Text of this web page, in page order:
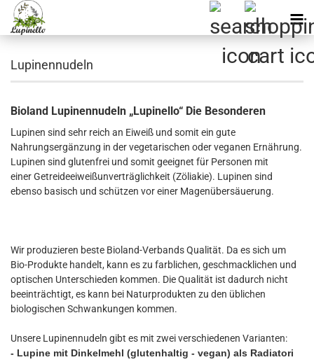
Lupinennudeln
Bioland Lupinennudeln „Lupinello“ Die Besonderen
Lupinen sind sehr reich an Eiweiß und somit ein gute
Nahrungsergänzung in der vegetarischen oder veganen Ernährung.
Lupinen sind glutenfrei und somit geeignet für Personen mit
einer Getreideeiweißunverträglichkeit (Zöliakie). Lupinen sind
ebenso basisch und schützen vor einer Magenübersäuerung.
Wir produzieren beste Bioland-Verbands Qualität. Da es sich um
Bio-Produkte handelt, kann es zu farblichen, geschmacklichen und
optischen Unterschieden kommen. Die Qualität ist dadurch nicht
beeinträchtigt, es kann bei Naturprodukten zu den üblichen
biologischen Schwankungen kommen.
Unsere Lupinennudeln gibt es mit zwei verschiedenen Varianten:
- Lupine mit Dinkelmehl (glutenhaltig - vegan) als Radiatori